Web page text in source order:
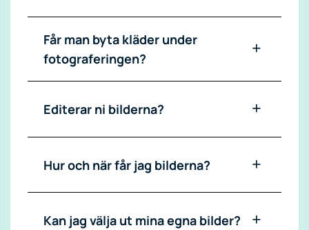
Får man byta kläder under
fotograferingen?
Editerar ni bilderna?
Hur och när får jag bilderna?
Kan jag välja ut mina egna bilder?